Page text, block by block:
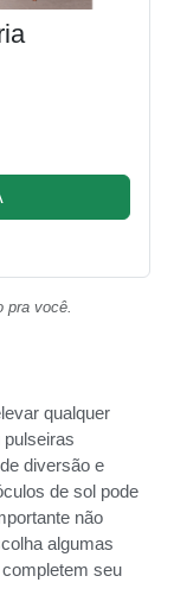
pra você.
qualquer
diversão e
de sol pode
não
algumas
seu